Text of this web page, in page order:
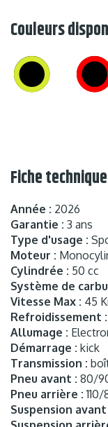
Couleurs
Fiche technique
Année : 2026
Garantie : 3 ans
Type d'usage :
Moteur :
Cylindrée : 50 cc
Système de
Vitesse Max : 45
Refroidissement :
Allumage :
Démarrage : kick
Transmission :
Pneu avant : 80/
Pneu arrière : 110/
Suspension avant